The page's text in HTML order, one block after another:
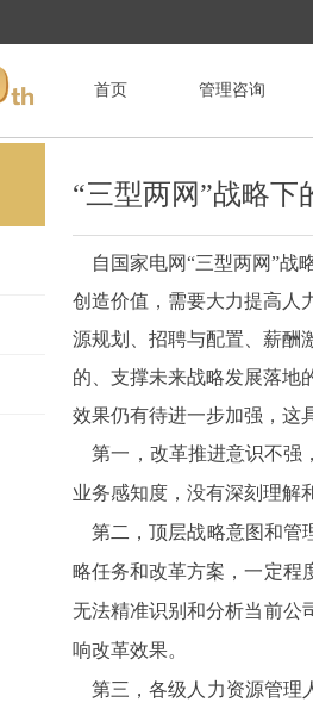
首页 管理咨询
“三型两网”战略
自国家电网“三型两网”战
创造价值，需要大力提高人
源规划、招聘与配置、薪酬
的、支撑未来战略发展落地
效果仍有待进一步加强，这
第一，改革推进意识不强
业务感知度，没有深刻理解
第二，顶层战略意图和管
略任务和改革方案，一定程
无法精准识别和分析当前公
响改革效果。
第三，各级人力资源管理